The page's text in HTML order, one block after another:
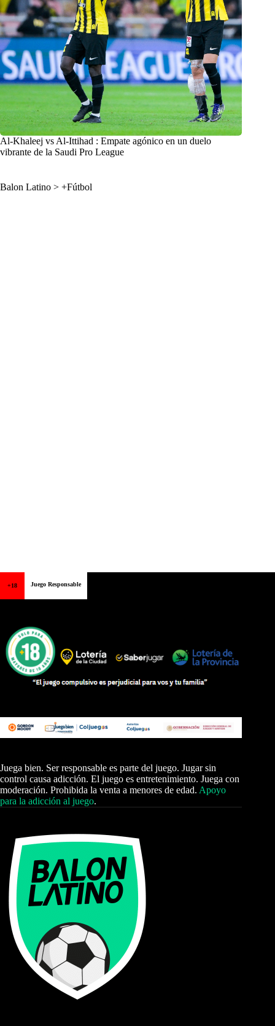
Al-Khaleej vs Al-Ittihad : Empate agónico en un duelo
vibrante de la Saudi Pro League
Balon Latino > +Fútbol
+18 Juego Responsable
Juega bien. Ser responsable es parte del juego. Jugar sin
control causa adicción. El juego es entretenimiento. Juega con
moderación. Prohibida la venta a menores de edad. Apoyo
para la adicción al juego.